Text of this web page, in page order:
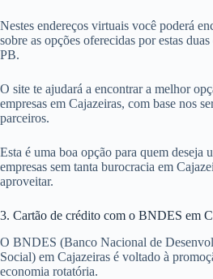
Nestes endereços virtuais você poderá
sobre as opções oferecidas por estas
PB.
O site te ajudará a encontrar a melhor
empresas em Cajazeiras, com base nos
parceiros.
Esta é uma boa opção para quem deseja
empresas sem tanta burocracia em
aproveitar.
3. Cartão de crédito com o BNDES em
O BNDES (Banco Nacional de
Social) em Cajazeiras é voltado à
economia rotatória.